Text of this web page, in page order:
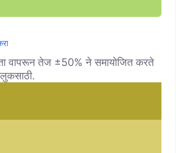
वापरून तेज ±50% ने समायोजित करते